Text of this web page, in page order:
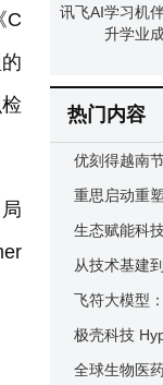
C
讯飞AI学习机
升学业
热门内容
优刻得越南
升级！
重思启动重
度论坛
生态赋能科
生态
从技术基建
释放数据价值
飞符大模型
垂类大模型
极壳科技
概念走向科
全球生物医